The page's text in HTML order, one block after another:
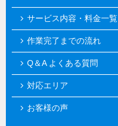
サービス内容・料金一覧
作業完了までの流れ
Q＆A よくある質問
対応エリア
お客様の声